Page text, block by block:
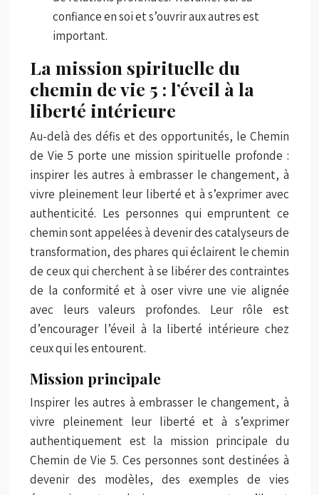
confiance en soi et s’ouvrir aux autres est
important.
La mission spirituelle du
chemin de vie 5 : l’éveil à la
liberté intérieure
Au-delà des défis et des opportunités, le Chemin
de Vie 5 porte une mission spirituelle profonde :
inspirer les autres à embrasser le changement, à
vivre pleinement leur liberté et à s’exprimer avec
authenticité. Les personnes qui empruntent ce
chemin sont appelées à devenir des catalyseurs de
transformation, des phares qui éclairent le chemin
de ceux qui cherchent à se libérer des contraintes
de la conformité et à oser vivre une vie alignée
avec leurs valeurs profondes. Leur rôle est
d’encourager l’éveil à la liberté intérieure chez
ceux qui les entourent.
Mission principale
Inspirer les autres à embrasser le changement, à
vivre pleinement leur liberté et à s’exprimer
authentiquement est la mission principale du
Chemin de Vie 5. Ces personnes sont destinées à
devenir des modèles, des exemples de vies